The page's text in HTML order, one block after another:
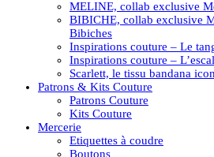
MELINE, collab exclusive
BIBICHE, collab exclusive
Bibiches
Inspirations couture – Le
Inspirations couture –
Scarlett, le tissu bandana
Patrons & Kits Couture
Patrons Couture
Kits Couture
Mercerie
Etiquettes à coudre
Boutons